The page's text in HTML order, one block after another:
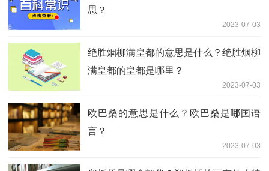
思？
2023-07-03
绝胜烟柳满皇都的意思是什么？绝胜烟柳
满皇都的皇都是哪里？
2023-07-03
欧巴桑的意思是什么？欧巴桑是哪国语
言？
2023-07-03